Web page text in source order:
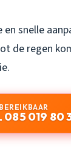
snelle
de regen
085 019 80